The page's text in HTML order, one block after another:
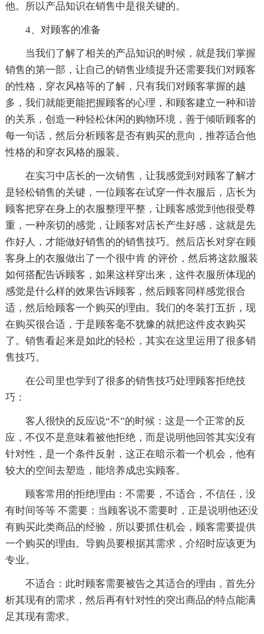
他。所以产品知识在销售中是很关键的。
4、对顾客的准备
当我们了解了相关的产品知识的时候，就是我们掌握
销售的第一部，让自己的销售业绩提升还需要我们对顾客
的性格，穿衣风格等的了解，只有我们对顾客掌握的越
多，我们就能更能把握顾客的心理，和顾客建立一种和谐
的关系，创造一种轻松休闲的购物环境，善于倾听顾客的
每一句话，然后分析顾客是否有购买的意向，推荐适合他
性格的和穿衣风格的服装。
在实习中店长的一次销售，让我感觉到对顾客了解才
是轻松销售的关键，一位顾客在试穿一件衣服后，店长为
顾客把穿在身上的衣服整理平整，让顾客感觉到他很受尊
重，一种亲切的感觉，让顾客对店长产生好感，这就是先
作好人，才能做好销售的的销售技巧。然后店长对穿在顾
客身上的衣服做出了一个很中肯 的评价，然后将这款服装
如何搭配告诉顾客，如果这样穿出来，这件衣服所体现的
感觉是什么样的效果告诉顾客，然后顾客同样感觉很合
适，然后给顾客一个购买的理由。我们的冬装打五折，现
在购买很合适，于是顾客毫不犹豫的就把这件皮衣购买
了。销售看起来是如此的轻松，其实在这里运用了很多销
售技巧。
在公司里也学到了很多的销售技巧处理顾客拒绝技
巧：
客人很快的反应说“不”的时候：这是一个正常的反
应，不仅不是意味着被他拒绝，而是说明他回答其实没有
针对性，是一个条件反射，这正在暗示着一个机会，他有
较大的空间去塑造，能培养成忠实顾客。
顾客常用的拒绝理由：不需要，不适合，不信任，没
有时间等等 不需要：当顾客说不需要时，正是说明他还没
有购买此类商品的经验，所以要抓住机会，顾客需要提供
一个购买的理由。导购员要根据其需求，介绍时应该更为
专业。
不适合：此时顾客需要被告之其适合的理由，首先分
析其现有的需求，然后再有针对性的突出商品的特点能满
足其现有需求。